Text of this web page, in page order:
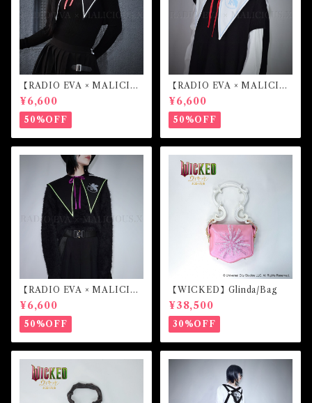
【RADIO EVA × MALICIO
US.X】Sailor collar （第4の
使徒）
¥6,600
50%OFF
【RADIO EVA × MALICIO
US.X】Sailor collar （綾波
レイ）
¥6,600
50%OFF
【RADIO EVA × MALICIO
US.X】Sailor collar （初号
機）
¥6,600
50%OFF
【WICKED】Glinda/Bag
¥38,500
30%OFF